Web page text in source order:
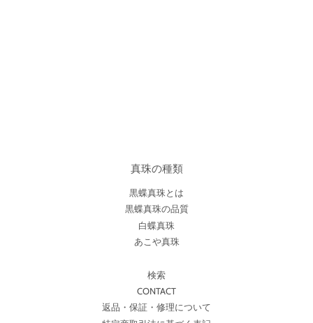
真珠の種類
黒蝶真珠とは
黒蝶真珠の品質
白蝶真珠
あこや真珠
検索
CONTACT
返品・保証・修理について